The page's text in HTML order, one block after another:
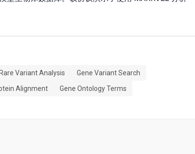
Rare Variant Analysis
Gene Variant Search
Alignment
Gene Ontology Terms